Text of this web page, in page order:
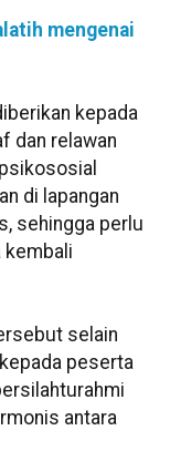
mengenai
kepada
dan relawan
di lapangan
sehingga perlu
kembali
selain
kepada peserta
antara